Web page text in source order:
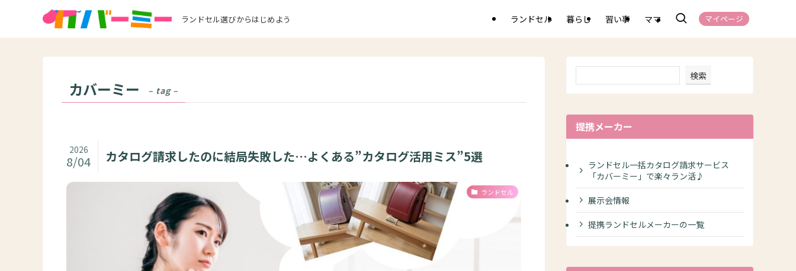
ランドセル選びからはじめよう ランドセル 暮らし 習い事 ママ マイページ
カバーミー – tag –
カタログ請求したのに結局失敗した…よくある”カタログ活用ミス”5選
2026
8/04
ランドセル
検索
提携メーカー
ランドセル一括カタログ請求サービス
「カバーミー」で楽々ラン活♪
展示会情報
提携ランドセルメーカーの一覧